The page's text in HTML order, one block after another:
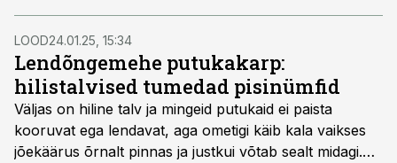
grupiga loetakse piirkonna üheks paremaks
kalakohaks, kuhu eri aegadel tulevad mitmed
huvitavad kalaliigid. Lisaks külastavad seda Atlandi
ookeani osa ka haid, vaalad ja delfiinid. Loomulikult ei
jätnud ma kasutamata võimalust käia ära ka
nädalalõpu kalaretkel.
LOOD24.01.25, 15:34
Lendõngemehe putukakarp:
hilistalvised tumedad pisinümfid
Väljas on hiline talv ja mingeid putukaid ei paista
kooruvat ega lendavat, aga ometigi käib kala vaikses
jõekäärus õrnalt pinnas ja justkui võtab sealt midagi.